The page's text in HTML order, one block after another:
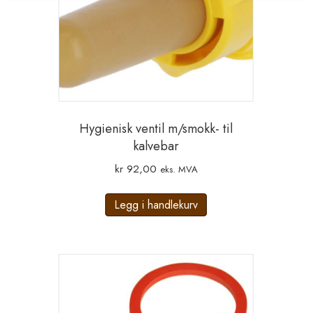
Hygienisk ventil m/smokk- til
kalvebar
kr92,00 eks. MVA
Legg i handlekurv